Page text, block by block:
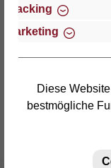
E-Mail:
Tracking
Marketing
Diese
bestmögliche